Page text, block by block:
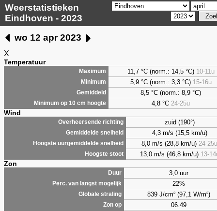
Weerstatistieken
Eindhoven - 2023
wo 12 apr 2023
X
Temperatuur
Maximum 11,7 °C (norm.: 14,5 °C) 10-11u
Minimum 5,9°C (norm.: 3,3 °C) 15-16u
Gemiddeld 8,5 °C (norm.: 8,9 °C)
Minimum op 10 cm hoogte 4,8 °C 24-25u
Wind
Overheersende richting zuid (190°)
Gemiddelde snelheid 4,3 m/s (15,5 km/u)
Hoogste uurgemiddelde snelheid 8,0 m/s (28,8 km/u) 24-25u
Hoogste stoot 13,0 m/s (46,8 km/u) 13-
Zon
Duur 3,0 uur
Perc. van langst mogelijk 22%
Globale straling 839 J/cm² (97,1 W/m²)
Zon op 06:49